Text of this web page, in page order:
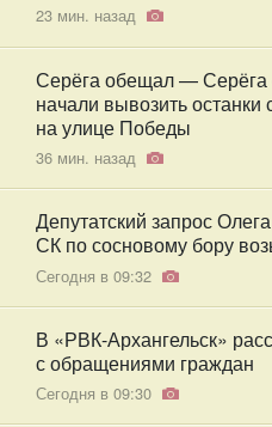
23 мин. назад
Серёга обещал — Серёга
начали вывозить останки
на улице Победы
36 мин. назад
Депутатский запрос
СК по сосновому бору
Сегодня в 09:32
В «РВК-Архангельск»
с обращениями граждан
Сегодня в 09:30